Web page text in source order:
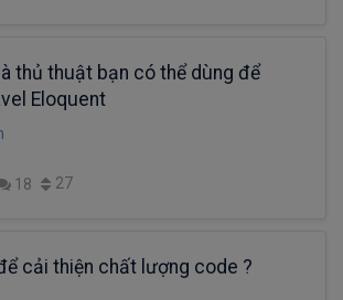
thủ thuật bạn có thể dùng để
Eloquent
18 27
cải thiện chất lượng code ?